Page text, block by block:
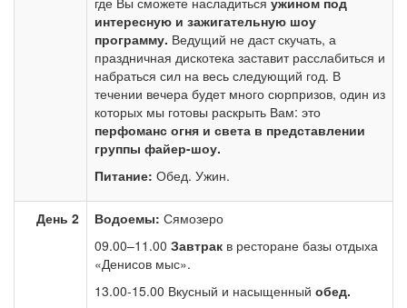
интересную и зажигательную шоу
программу. Ведущий не даст скучать, а
праздничная дискотека заставит расслабиться и
набраться сил на весь следующий год. В
течении вечера будет много сюрпризов, один из
которых мы готовы раскрыть Вам: это
перфоманс огня и света в представлении
группы файер-шоу.
Питание: Обед. Ужин.
День 2 Водоемы: Сямозеро
09.00–11.00 Завтрак в ресторане базы отдыха
«Денисов мыс».
13.00-15.00 Вкусный и насыщенный обед.